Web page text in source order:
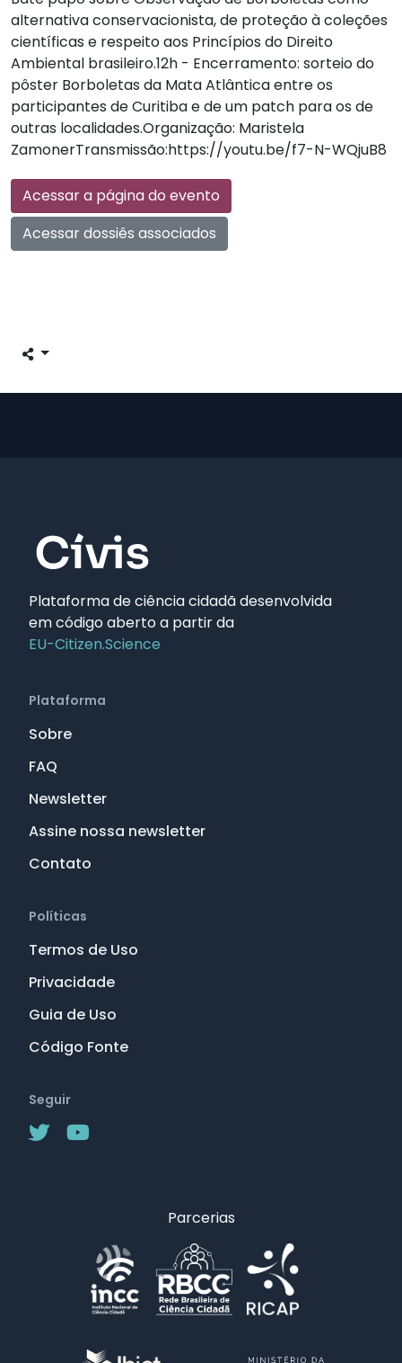
alternativa conservacionista, de proteção à coleções
científicas e respeito aos Princípios do Direito
Ambiental brasileiro.12h - Encerramento: sorteio do
pôster Borboletas da Mata Atlântica entre os
participantes de Curitiba e de um patch para os de
outras localidades.Organização: Maristela
ZamonerTransmissão:https://youtu.be/f7-N-WQjuB8
Acessar a página do evento
Acessar dossiês associados
Plataforma de ciência cidadã desenvolvida
em código aberto a partir da
EU-Citizen.Science
Plataforma
Sobre
FAQ
Newsletter
Assine nossa newsletter
Contato
Políticas
Termos de Uso
Privacidade
Guia de Uso
Código Fonte
Seguir
Parcerias